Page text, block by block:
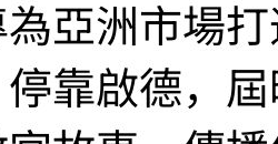
為亞洲市場
靠啟德，